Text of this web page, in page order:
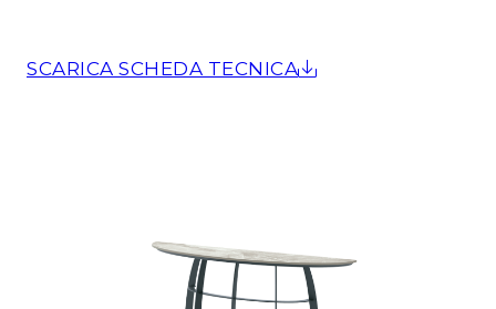
SCARICA SCHEDA TECNICA